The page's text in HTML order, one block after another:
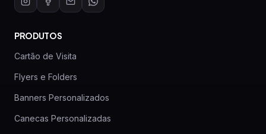
PRODUTOS
Cartão de Visita
Flyers e Folders
Banners Personalizados
Canecas Personalizadas